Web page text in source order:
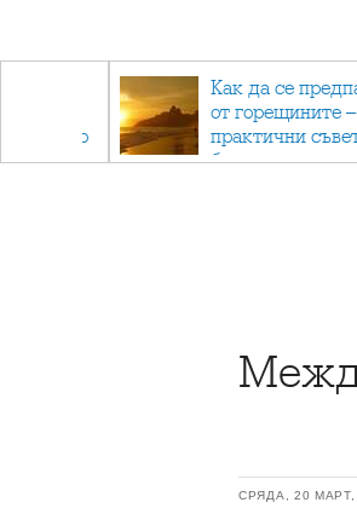
отново
Как да се
от горещините –
практични
безопасно лято
СРЯДА, 20 МАРТ,